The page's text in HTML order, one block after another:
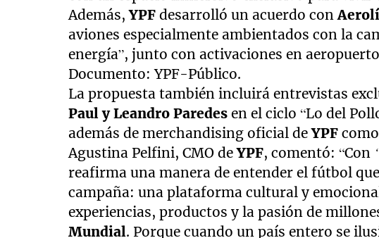
Además,YPF desarrolló un acuerdo con
aviones especialmente ambientados con la
energía”, junto con activaciones en
Documento: YPF-Público.
La propuesta también incluirá entrevistas
Paul y Leandro Paredes en el ciclo “Lo del
además de merchandising oficial deYPF
Agustina Pelfini, CMO deYPF, comentó: “Con
reafirma una manera de entender el fútbol
campaña: una plataforma cultural y
experiencias, productos y la pasión de
Mundial. Porque cuando un país entero se